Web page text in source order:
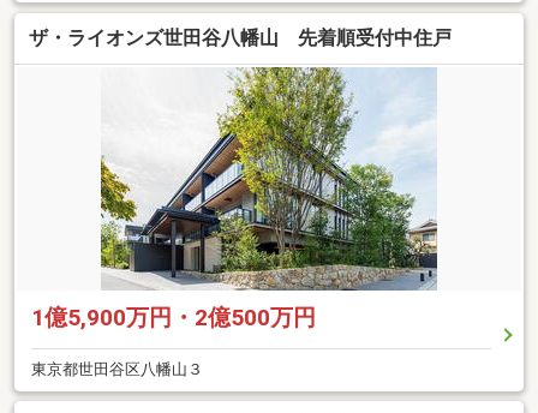
ザ・ライオンズ世田谷八幡山 先着順受付中住戸
1億5,900万円・2億500万円
東京都世田谷区八幡山３